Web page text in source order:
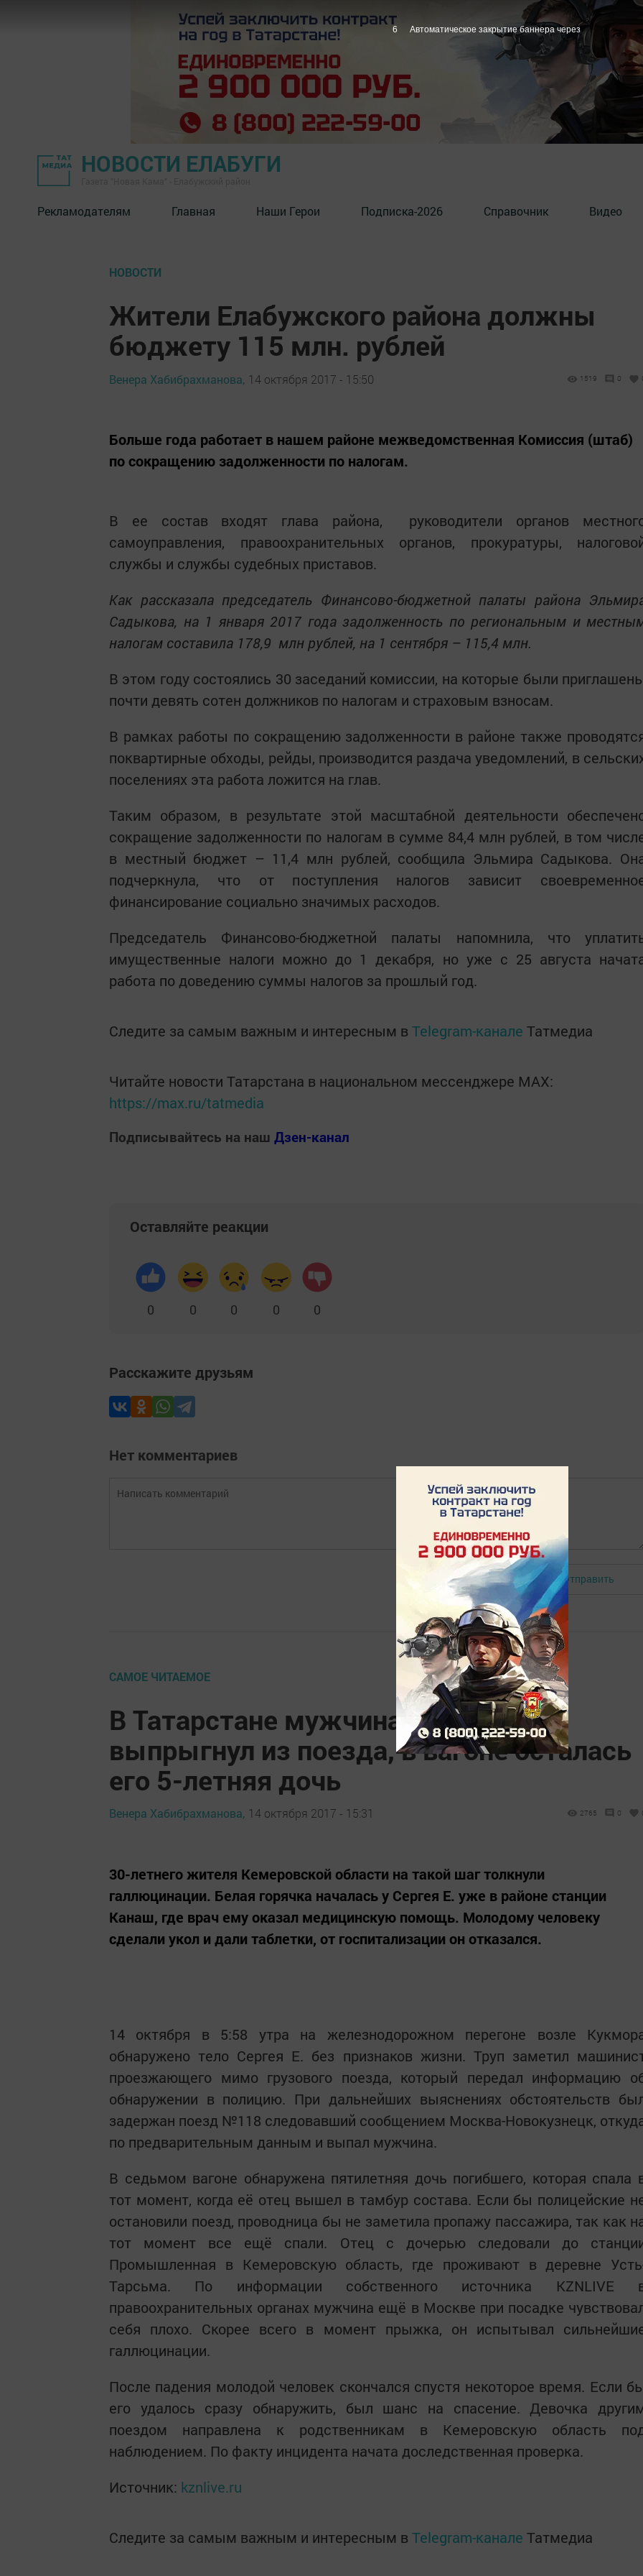
НОВОСТИ ЕЛАБУГИ
Рекламодателям Главная Наши Герои Подписка-2026 Справочник Видео
НОВОСТИ
Жители Елабужского района должны
бюджету 115 млн. рублей
Венера Хабибрахманова, 14 октября 2017 - 15:50 1519 0
Больше года работает в нашем районе межведомственная Комиссия (штаб)
по сокращению задолженности по налогам.
В ее состав входят глава района, руководители органов
самоуправления, правоохранительных органов, прокуратуры,
службы и службы судебных приставов.
Как рассказала председатель Финансово-бюджетной палаты района
Садыкова, на 1 января 2017 года задолженность по региональным и
налогам составила 178,9 млн рублей, на 1 сентября – 115,4 млн.
В этом году состоялись 30 заседаний комиссии, на которые были
почти девять сотен должников по налогам и страховым взносам.
В рамках работы по сокращению задолженности в районе также
поквартирные обходы, рейды, производится раздача уведомлений, в
поселениях эта работа ложится на глав.
Таким образом, в результате этой масштабной деятельности
сокращение задолженности по налогам в сумме 84,4 млн рублей, в том
в местный бюджет – 11,4 млн рублей, сообщила Эльмира Садыкова.
подчеркнула, что от поступления налогов зависит
финансирование социально значимых расходов.
Председатель Финансово-бюджетной палаты напомнила, что
имущественные налоги можно до 1 декабря, но уже с 25 августа
работа по доведению суммы налогов за прошлый год.
Следите за самым важным и интересным в Telegram-канале Татмедиа
Читайте новости Татарстана в национальном мессенджере MАХ:
https://max.ru/tatmedia
Подписывайтесь на наш Дзен-канал
Оставляйте реакции
0 0 0 0 0
Расскажите друзьям
Нет комментариев
Авторизоваться Отправить
САМОЕ ЧИТАЕМОЕ
В Татарстане мужчина на ходу
выпрыгнул из поезда, в вагоне осталась
его 5-летняя дочь
Венера Хабибрахманова, 14 октября 2017 - 15:31 2765 0
30-летнего жителя Кемеровской области на такой шаг толкнули
галлюцинации. Белая горячка началась у Сергея Е. уже в районе станции
Канаш, где врач ему оказал медицинскую помощь. Молодому человеку
сделали укол и дали таблетки, от госпитализации он отказался.
14 октября в 5:58 утра на железнодорожном перегоне возле
обнаружено тело Сергея Е. без признаков жизни. Труп заметил
проезжающего мимо грузового поезда, который передал информацию
обнаружении в полицию. При дальнейших выяснениях обстоятельств
задержан поезд №118 следовавший сообщением Москва-Новокузнецк,
по предварительным данным и выпал мужчина.
В седьмом вагоне обнаружена пятилетняя дочь погибшего, которая спала
тот момент, когда её отец вышел в тамбур состава. Если бы полицейские
остановили поезд, проводница бы не заметила пропажу пассажира, так как
тот момент все ещё спали. Отец с дочерью следовали до
Промышленная в Кемеровскую область, где проживают в деревне
Тарсьма. По информации собственного источника KZNLIVE
правоохранительных органах мужчина ещё в Москве при посадке
себя плохо. Скорее всего в момент прыжка, он испытывал
галлюцинации.
После падения молодой человек скончался спустя некоторое время. Если
его удалось сразу обнаружить, был шанс на спасение. Девочка
поездом направлена к родственникам в Кемеровскую область
наблюдением. По факту инцидента начата доследственная проверка.
Источник: kznlive.ru
Следите за самым важным и интересным в Telegram-канале Татмедиа
5 Автоматическое закрытие баннера через